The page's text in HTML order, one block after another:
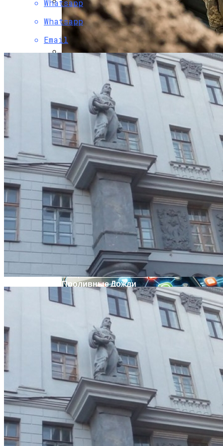
Растущая Концентрация Власти В
Руках Си Цзиньпина: Мир Не Обмануть
Военные Рельсы Спасут Британскую
Экономику?
Коронавирус В США Оказался
Смертоноснее «испанки» 1918 Года
Извержение Вулкана На Юге Исландии:
Чрезвычайное Положение И Эвакуация
Индия Не Будет Спрашивать
Разрешения На Запуск Моделей ИИ
Стало Известно, Сколько Бойцов ВСУ
Погибло С Прошлого Перемирия
В Украине Вновь Ожидаются
Проливные Дожди
Whatsapp
Whatsapp
Email